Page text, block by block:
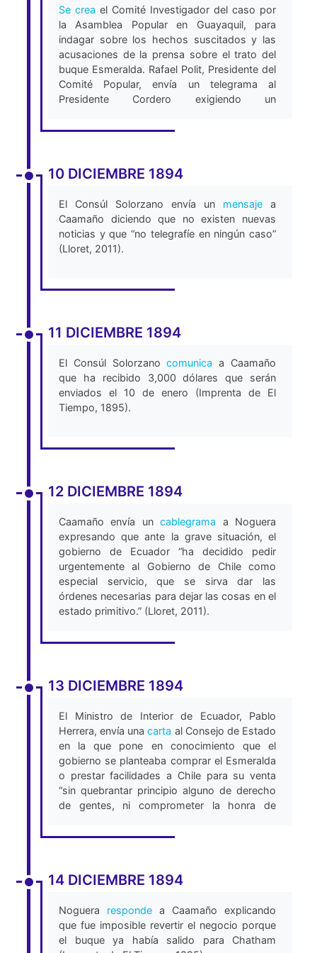
Se crea el Comité Investigador del caso por
la Asamblea Popular en Guayaquil, para
indagar sobre los hechos suscitados y las
acusaciones de la prensa sobre el trato del
buque Esmeralda. Rafael Polit, Presidente del
Comité Popular, envía un telegrama al
Presidente Cordero exigiendo un
compra y venta del buque Esmeralda
10 DICIEMBRE 1894
El Consúl Solorzano envía un mensaje a
Caamaño diciendo que no existen nuevas
noticias y que “no telegrafíe en ningún caso”
(Lloret, 2011).
11 DICIEMBRE 1894
El Consúl Solorzanocomunica a Caamaño
que ha recibido 3,000 dólares que serán
enviados el 10 de enero (Imprenta de El
Tiempo, 1895).
12 DICIEMBRE 1894
Caamaño envía uncablegrama a Noguera
expresando que ante la grave situación, el
gobierno de Ecuador “ha decidido pedir
urgentemente al Gobierno de Chile como
especial servicio, que se sirva dar las
órdenes necesarias para dejar las cosas en el
estado primitivo.” (Lloret, 2011).
13 DICIEMBRE 1894
El Ministro de Interior de Ecuador, Pablo
Herrera, envía unacarta al Consejo de Estado
en la que pone en conocimiento que el
gobierno se planteaba comprar el Esmeralda
o prestar facilidades a Chile para su venta
“sin quebrantar principio alguno de derecho
de gentes, ni comprometer la honra de
acordaron un viaje de prueba del buque para
parte de ninguna de las dos Repúblicas”.
También pone en conocimiento del Consejo
que “el Gobierno tiene indicios de que se han
cometido por parte de un representante
nuestro en Valparaíso, ciertas irregularidades,
14 DICIEMBRE 1894
Noguera responde a Caamaño explicando
que fue imposible revertir el negocio porque
el buque ya había salido para Chatham